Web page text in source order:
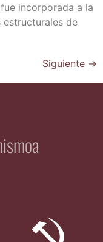
incor­po­ra­da a la
de
Siguiente →